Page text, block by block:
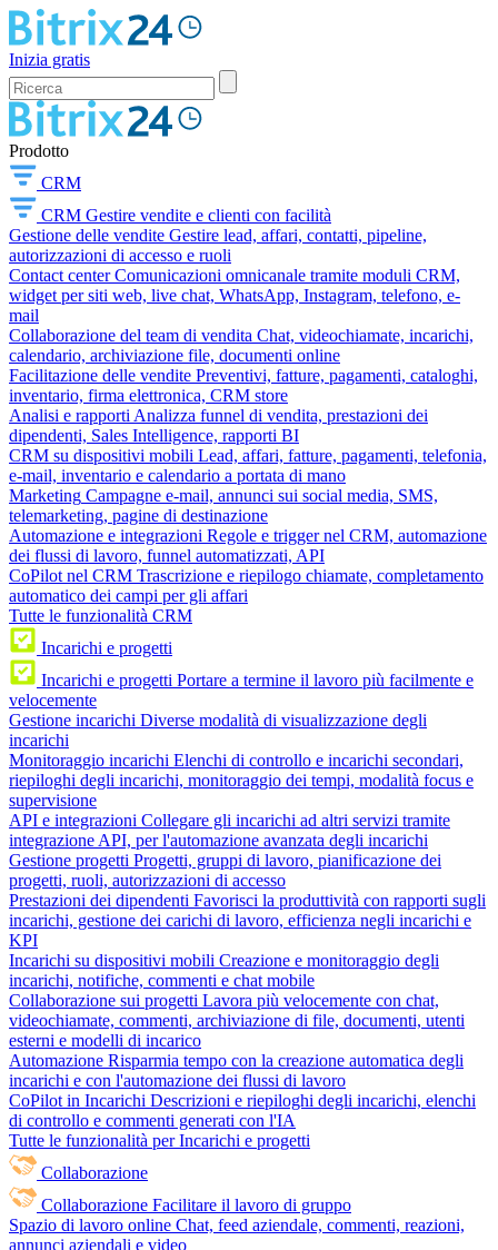
Inizia gratis
Prodotto
CRM
CRM Gestire vendite e clienti con facilità
Gestione delle vendite Gestire lead, affari, contatti, pipeline,
autorizzazioni di accesso e ruoli
Contact center Comunicazioni omnicanale tramite moduli CRM,
widget per siti web, live chat, WhatsApp, Instagram, telefono, e-
mail
Collaborazione del team di vendita Chat, videochiamate, incarichi,
calendario, archiviazione file, documenti online
Facilitazione delle vendite Preventivi, fatture, pagamenti, cataloghi,
inventario, firma elettronica, CRM store
Analisi e rapporti Analizza funnel di vendita, prestazioni dei
dipendenti, Sales Intelligence, rapporti BI
CRM su dispositivi mobili Lead, affari, fatture, pagamenti, telefonia,
e-mail, inventario e calendario a portata di mano
Marketing Campagne e-mail, annunci sui social media, SMS,
telemarketing, pagine di destinazione
Automazione e integrazioni Regole e trigger nel CRM, automazione
dei flussi di lavoro, funnel automatizzati, API
CoPilot nel CRM Trascrizione e riepilogo chiamate, completamento
automatico dei campi per gli affari
Tutte le funzionalità CRM
Incarichi e progetti
Incarichi e progetti Portare a termine il lavoro più facilmente e
velocemente
Gestione incarichi Diverse modalità di visualizzazione degli
incarichi
Monitoraggio incarichi Elenchi di controllo e incarichi secondari,
riepiloghi degli incarichi, monitoraggio dei tempi, modalità focus e
supervisione
API e integrazioni Collegare gli incarichi ad altri servizi tramite
integrazione API, per l'automazione avanzata degli incarichi
Gestione progetti Progetti, gruppi di lavoro, pianificazione dei
progetti, ruoli, autorizzazioni di accesso
Prestazioni dei dipendenti Favorisci la produttività con rapporti sugli
incarichi, gestione dei carichi di lavoro, efficienza negli incarichi e
KPI
Incarichi su dispositivi mobili Creazione e monitoraggio degli
incarichi, notifiche, commenti e chat mobile
Collaborazione sui progetti Lavora più velocemente con chat,
videochiamate, commenti, archiviazione di file, documenti, utenti
esterni e modelli di incarico
Automazione Risparmia tempo con la creazione automatica degli
incarichi e con l'automazione dei flussi di lavoro
CoPilot in Incarichi Descrizioni e riepiloghi degli incarichi, elenchi
di controllo e commenti generati con l'IA
Tutte le funzionalità per Incarichi e progetti
Collaborazione
Collaborazione Facilitare il lavoro di gruppo
Spazio di lavoro online Chat, feed aziendale, commenti, reazioni,
annunci aziendali e video